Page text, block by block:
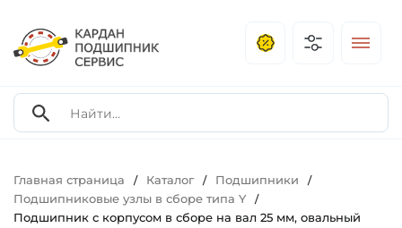
Главная страница / Каталог / Подшипники /
Подшипниковые узлы в сборе типа Y /
Подшипник с корпусом в сборе на вал 25 мм, овальный